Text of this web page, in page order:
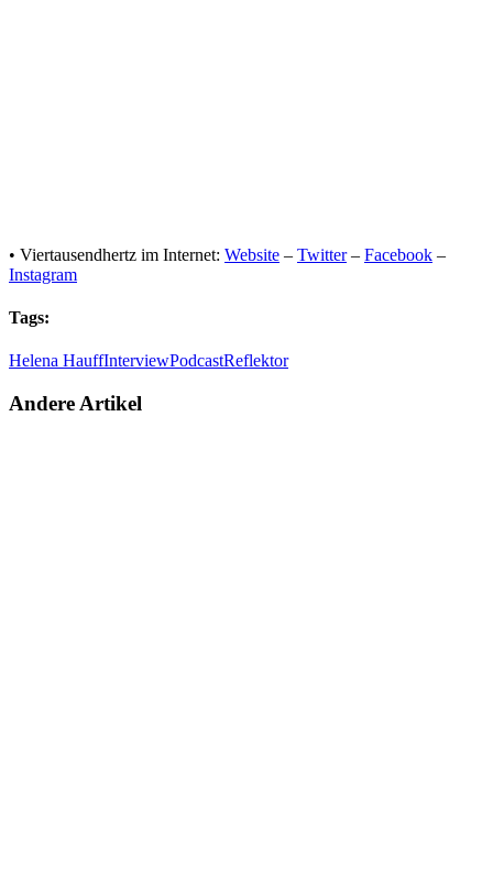
• Viertausendhertz im Internet: Website – Twitter– Facebook –
Instagram
Tags:
Helena HauffInterviewPodcastReflektor
Andere Artikel